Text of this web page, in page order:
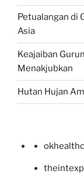
Petualangan di
Asia
Keajaiban
Menakjubkan
Hutan Hujan